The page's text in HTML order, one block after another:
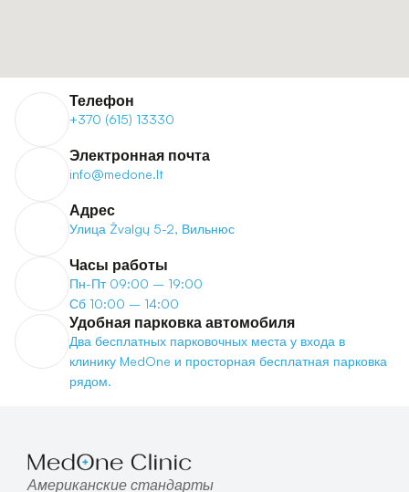
Телефон
+370 (615) 13330
Электронная почта
info@medone.lt
Адрес
Улица Žvalgų 5-2, Вильнюс
Часы работы
Пн-Пт 09:00 – 19:00
Сб 10:00 – 14:00
Удобная парковка автомобиля
Два бесплатных парковочных места у входа в
клинику MedOne и просторная бесплатная парковка
рядом.
Американские стандарты